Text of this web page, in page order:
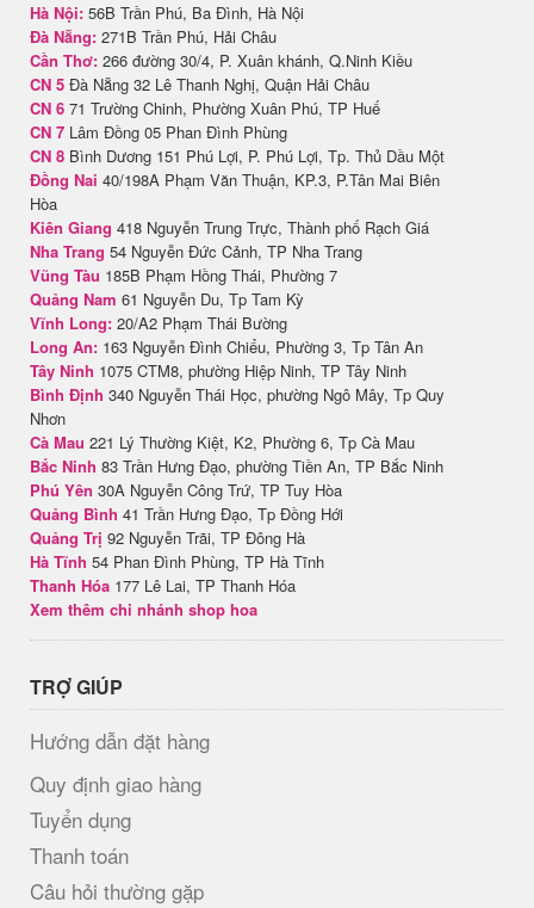
Hà Nội: 56B Trần Phú, Ba Đình, Hà Nội
Đà Nẵng: 271B Trần Phú, Hải Châu
Cần Thơ: 266 đường 30/4, P. Xuân khánh, Q.Ninh Kiều
CN 5 Đà Nẵng 32 Lê Thanh Nghị, Quận Hải Châu
CN 6 71 Trường Chinh, Phường Xuân Phú, TP Huế
CN 7 Lâm Đồng 05 Phan Đình Phùng
CN 8 Bình Dương 151 Phú Lợi, P. Phú Lợi, Tp. Thủ Dầu Một
Đồng Nai 40/198A Phạm Văn Thuận, KP.3, P.Tân Mai Biên
Hòa
Kiên Giang 418 Nguyễn Trung Trực, Thành phố Rạch Giá
Nha Trang 54 Nguyễn Đức Cảnh, TP Nha Trang
Vũng Tàu 185B Phạm Hồng Thái, Phường 7
Quảng Nam 61 Nguyễn Du, Tp Tam Kỳ
Vĩnh Long: 20/A2 Phạm Thái Bường
Long An: 163 Nguyễn Đình Chiểu, Phường 3, Tp Tân An
Tây Ninh 1075 CTM8, phường Hiệp Ninh, TP Tây Ninh
Bình Định 340 Nguyễn Thái Học, phường Ngô Mây, Tp Quy
Nhơn
Cà Mau 221 Lý Thường Kiệt, K2, Phường 6, Tp Cà Mau
Bắc Ninh 83 Trần Hưng Đạo, phường Tiền An, TP Bắc Ninh
Phú Yên 30A Nguyễn Công Trứ, TP Tuy Hòa
Quảng Bình 41 Trần Hưng Đạo, Tp Đồng Hới
Quảng Trị 92 Nguyễn Trãi, TP Đông Hà
Hà Tĩnh 54 Phan Đình Phùng, TP Hà Tĩnh
Thanh Hóa 177 Lê Lai, TP Thanh Hóa
Xem thêm chi nhánh shop hoa
TRỢ GIÚP
Hướng dẫn đặt hàng
Quy định giao hàng
Tuyển dụng
Thanh toán
Câu hỏi thường gặp